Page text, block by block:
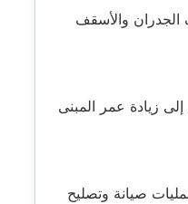
الجدران والأسقف
زيادة عمر المبنى
صيانة وتصليح